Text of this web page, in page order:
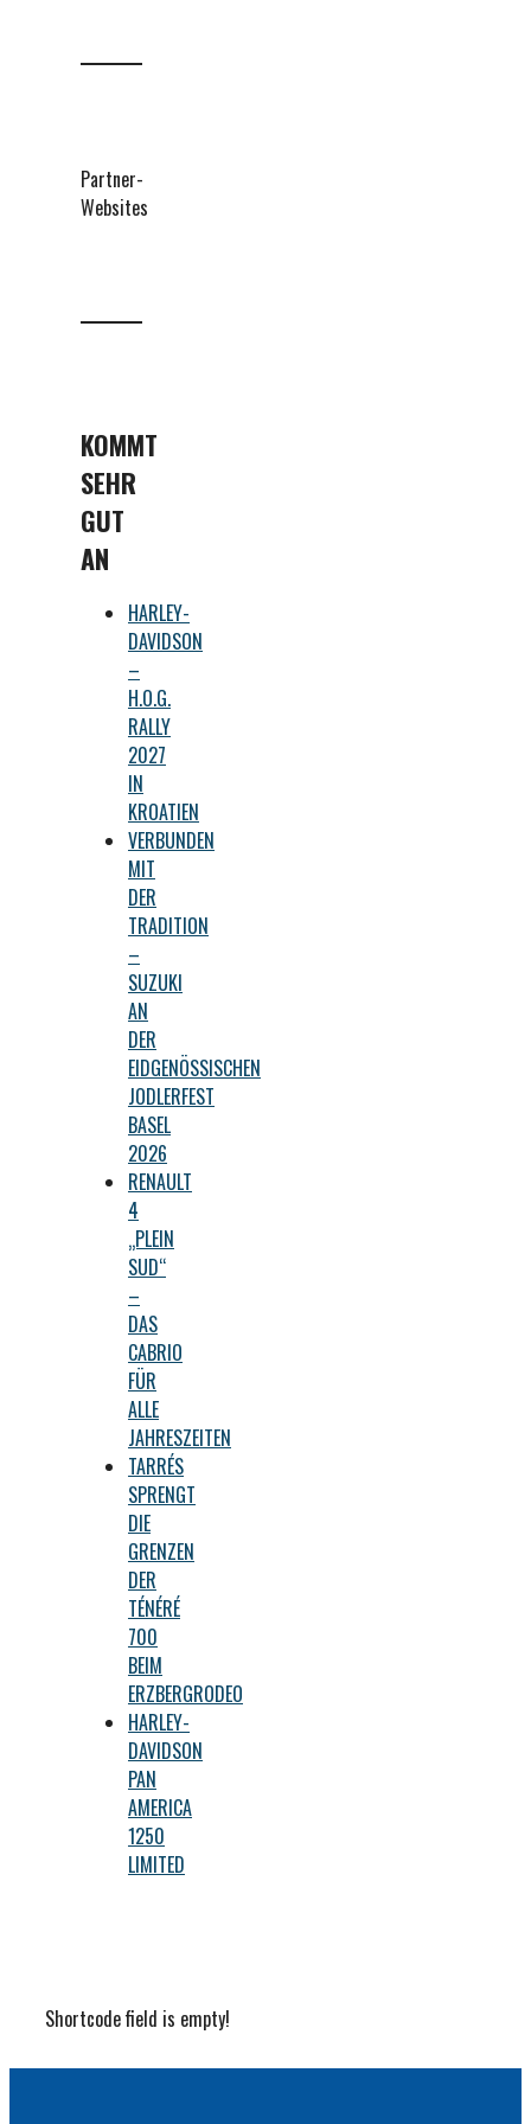
Partner-
Websites
KOMMT
SEHR
GUT
AN
HARLEY-
DAVIDSON
–
H.O.G.
RALLY
2027
IN
KROATIEN
VERBUNDEN
MIT
DER
TRADITION
–
SUZUKI
AN
DER
EIDGENÖSSISCHEN
JODLERFEST
BASEL
2026
RENAULT
4
„PLEIN
SUD“
–
DAS
CABRIO
FÜR
ALLE
JAHRESZEITEN
TARRÉS
SPRENGT
DIE
GRENZEN
DER
TÉNÉRÉ
700
BEIM
ERZBERGRODEO
HARLEY-
DAVIDSON
PAN
AMERICA
1250
LIMITED
Shortcode field is empty!